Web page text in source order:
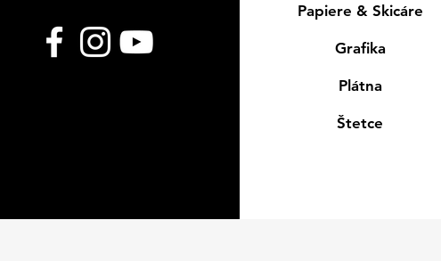
Papiere & Skicáre
Grafika
Plátna
Štetce